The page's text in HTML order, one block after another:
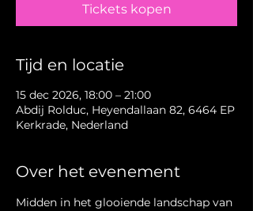
Tickets kopen
Tijd en locatie
15 dec 2026, 18:00 – 21:00
Abdij Rolduc, Heyendallaan 82, 6464 EP
Kerkrade, Nederland
Over het evenement
Midden in het glooiende landschap van